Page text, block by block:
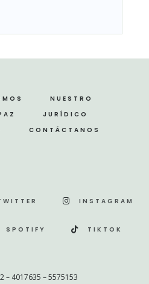
NUESTRO
JURÍDICO
CONTÁCTANOS
INSTAGRAM
SPOTIFY TIKTOK
– 4017635 – 5575153